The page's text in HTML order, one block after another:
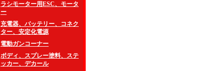
ラシモーター用ESC、モータ
ー
充電器、バッテリー、コネク
ター、安定化電源
電動ガンコーナー
ボディ、スプレー塗料、ステ
ッカー、デカール